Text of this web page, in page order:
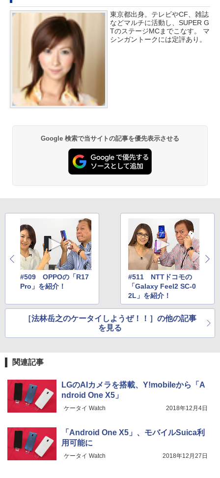
東京都出身。テレビやCF、雑誌
などマルチに活動し、SUPER G
TのステージMCまでこなす。 マ
シンガントークには定評あり。
Google 検索で当サイトの記事を優先表示させる
#509 OPPOの「R17
Pro」を紹介！
#511 NTTドコモの
「Galaxy Feel2 SC-0
2L」を紹介！
［法林岳之のケータイしようぜ！！］の他の記事
を見る
関連記事
LGのAIカメラを搭載、Y!mobileから「A
ndroid One X5」
ケータイ Watch 2018年12月4日
「Android One X5」、モバイルSuica利
用可能に
ケータイ Watch 2018年12月27日